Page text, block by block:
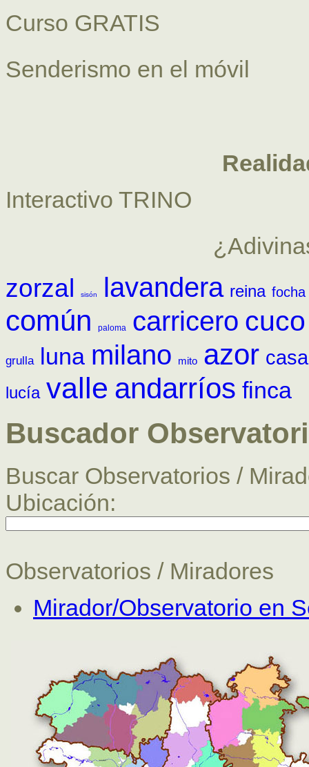
Curso GRATIS
Senderismo en el móvil
Interactivo TRINO
zorzal sisón lavandera reina focha
común paloma carricero cuco
grulla luna milano mito azor casa
lucía valle andarríos finca
Buscador
Buscar Observatorios /
Ubicación:
Observatorios / Miradores
Mirador/Observatorio en